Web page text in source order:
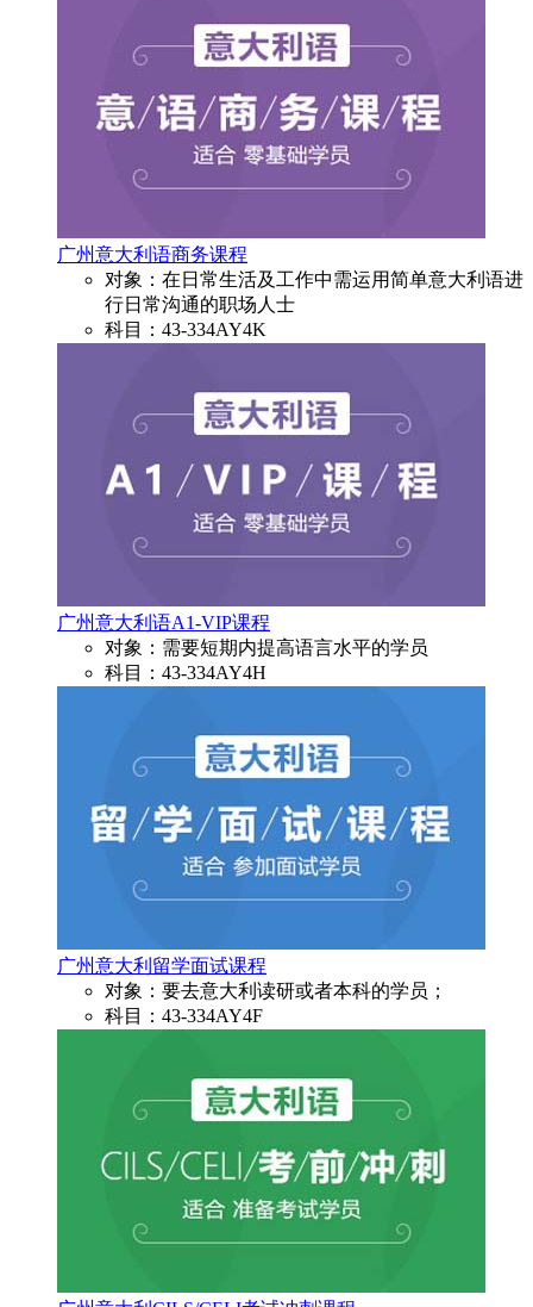
广州意大利语商务课程
对象：在日常生活及工作中需运用简单意大利语进
行日常沟通的职场人士
科目：43-334AY4K
广州意大利语A1-VIP课程
对象：需要短期内提高语言水平的学员
科目：43-334AY4H
广州意大利留学面试课程
对象：要去意大利读研或者本科的学员；
科目：43-334AY4F